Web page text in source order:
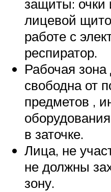
защиты: очки
лицевой
работе с
респиратор.
Рабочая
свободна от
предметов ,
в заточке.
Лица, не
не должны
зону.